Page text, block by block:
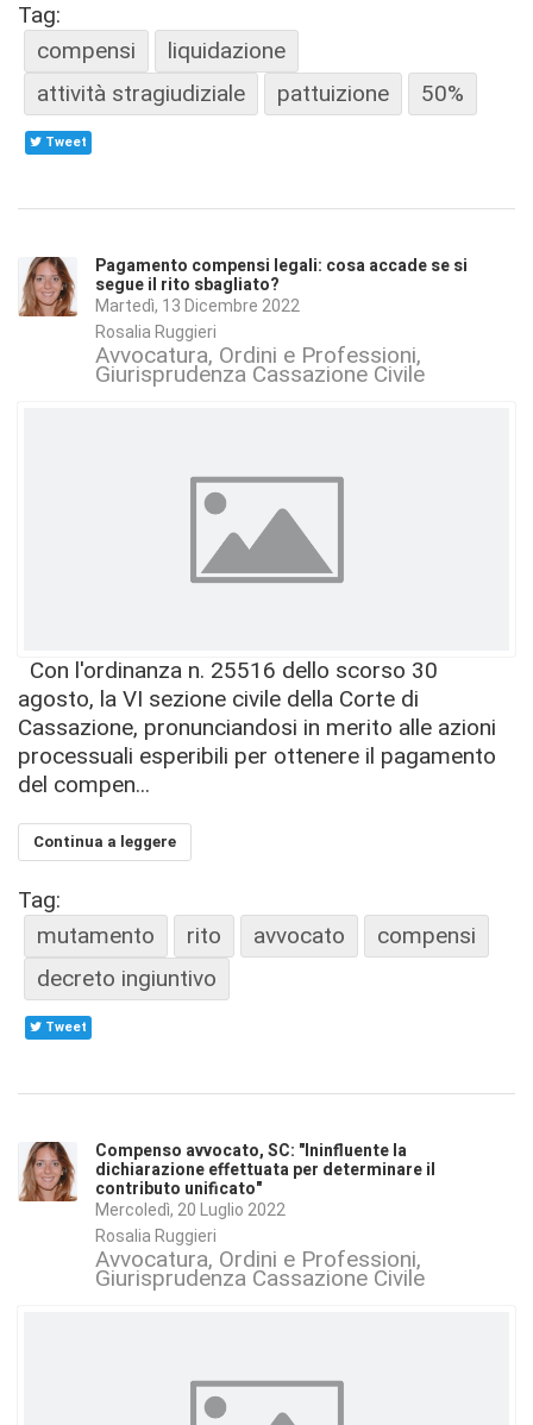
Tag:
compensi
liquidazione
attività stragiudiziale
pattuizione 50%
Tweet
Pagamento compensi legali: cosa accade se si
segue il rito sbagliato?
Martedì, 13 Dicembre 2022
Rosalia Ruggieri
Avvocatura, Ordini e Professioni
Giurisprudenza Cassazione Civile
Con l'ordinanza n. 25516 dello scorso 30
agosto, la VI sezione civile della Corte di
Cassazione, pronunciandosi in merito alle azioni
processuali esperibili per ottenere il pagamento
del compen...
Continua a leggere
Tag:
mutamento
rito avvocato
compensi
decreto ingiuntivo
Tweet
Compenso avvocato, SC: "Ininfluente la
dichiarazione effettuata per determinare il
contributo unificato"
Mercoledì, 20 Luglio 2022
Rosalia Ruggieri
Avvocatura, Ordini e Professioni
Giurisprudenza Cassazione Civile